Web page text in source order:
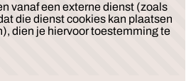
vanaf een externe dienst (zoals
die dienst cookies kan plaatsen
dien je hiervoor toestemming te